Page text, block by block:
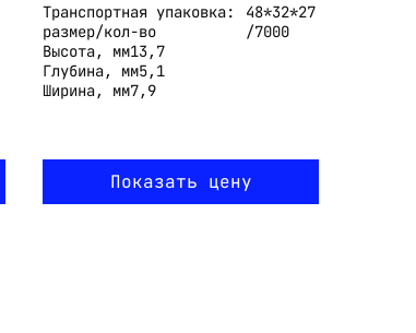
Транспортная упаковка:
размер/кол-во
48*32*27
/7000
Высота, мм13,7
Глубина, мм5,1
Ширина, мм7,9
Показать цену